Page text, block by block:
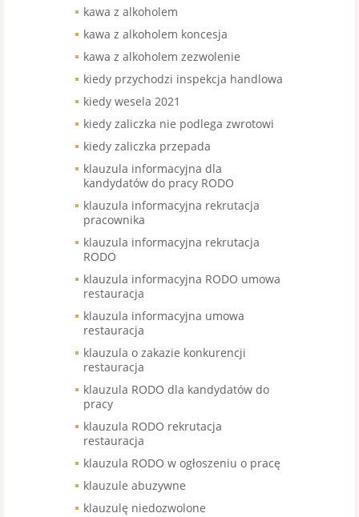
kawa z alkoholem
kawa z alkoholem koncesja
kawa z alkoholem zezwolenie
kiedy przychodzi inspekcja handlowa
kiedy wesela 2021
kiedy zaliczka nie podlega zwrotowi
kiedy zaliczka przepada
klauzula informacyjna dla
kandydatów do pracy RODO
klauzula informacyjna rekrutacja
pracownika
klauzula informacyjna rekrutacja
RODO
klauzula informacyjna RODO umowa
restauracja
klauzula informacyjna umowa
restauracja
klauzula o zakazie konkurencji
restauracja
klauzula RODO dla kandydatów do
pracy
klauzula RODO rekrutacja
restauracja
klauzula RODO w ogłoszeniu o pracę
klauzule abuzywne
klauzulę niedozwolone